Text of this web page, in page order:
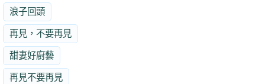
浪子回頭
再見，不要再見
甜妻好廚藝
再見不要再見